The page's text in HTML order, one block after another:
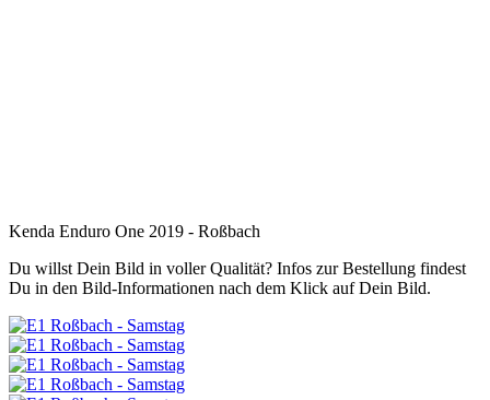
Kenda Enduro One 2019 - Roßbach
Du willst Dein Bild in voller Qualität? Infos zur Bestellung findest
Du in den Bild-Informationen nach dem Klick auf Dein Bild.